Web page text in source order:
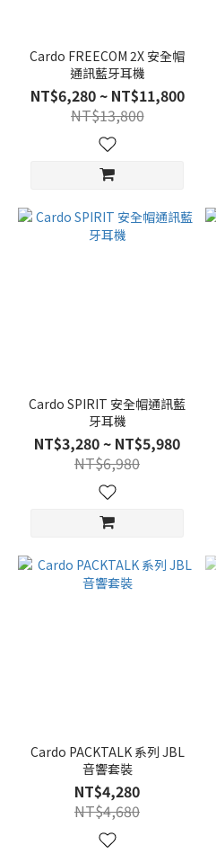
Cardo FREECOM 2X 安全帽
通訊藍牙耳機
NT$6,280 ~ NT$11,800
NT$13,800
Cardo SPIRIT 安全帽通訊藍
牙耳機
NT$3,280 ~ NT$5,980
NT$6,980
Cardo PACKTALK 系列 JBL
音響套裝
NT$4,280
NT$4,680